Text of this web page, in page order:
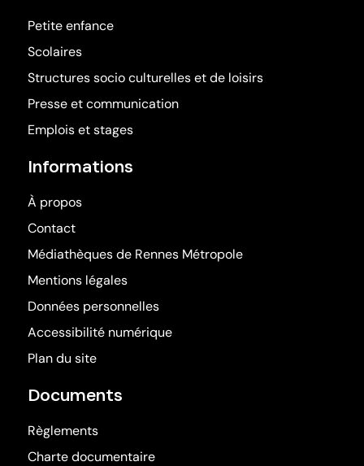
Petite enfance
Scolaires
Structures socio culturelles et de loisirs
Presse et communication
Emplois et stages
Informations
À propos
Contact
Médiathèques de Rennes Métropole(ouvre dans une
Mentions légales
Données personnelles
Accessibilité numérique
Plan du site
Documents
Règlements
Charte documentaire